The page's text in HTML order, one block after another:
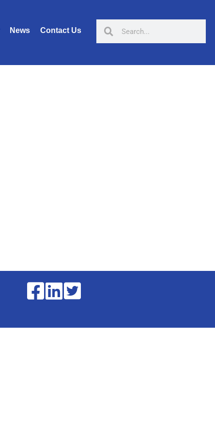
News Contact Us